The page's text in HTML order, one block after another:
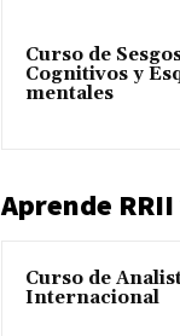
Curso de
Cognitivos y
mentales
Aprende RRII
Curso de
Internacional